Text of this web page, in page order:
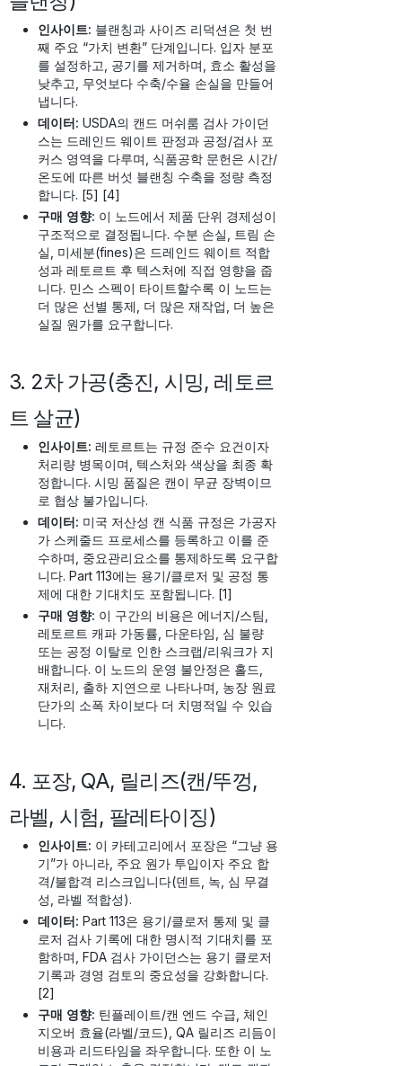
인사이트: 블랜칭과 사이즈 리덕션은 첫 번
째 주요 “가치 변환” 단계입니다. 입자 분포
를 설정하고, 공기를 제거하며, 효소 활성을
낮추고, 무엇보다 수축/수율 손실을 만들어
냅니다.
데이터: USDA의 캔드 머쉬룸 검사 가이던
스는 드레인드 웨이트 판정과 공정/검사 포
커스 영역을 다루며, 식품공학 문헌은 시간/
온도에 따른 버섯 블랜칭 수축을 정량 측정
합니다. [5] [4]
구매 영향: 이 노드에서 제품 단위 경제성이
구조적으로 결정됩니다. 수분 손실, 트림 손
실, 미세분(fines)은 드레인드 웨이트 적합
성과 레토르트 후 텍스처에 직접 영향을 줍
니다. 민스 스펙이 타이트할수록 이 노드는
더 많은 선별 통제, 더 많은 재작업, 더 높은
실질 원가를 요구합니다.
3. 2차 가공(충진, 시밍, 레토르
트 살균)
인사이트: 레토르트는 규정 준수 요건이자
처리량 병목이며, 텍스처와 색상을 최종 확
정합니다. 시밍 품질은 캔이 무균 장벽이므
로 협상 불가입니다.
데이터: 미국 저산성 캔 식품 규정은 가공자
가 스케줄드 프로세스를 등록하고 이를 준
수하며, 중요관리요소를 통제하도록 요구합
니다. Part 113에는 용기/클로저 및 공정 통
제에 대한 기대치도 포함됩니다. [1]
구매 영향: 이 구간의 비용은 에너지/스팀,
레토르트 캐파 가동률, 다운타임, 심 불량
또는 공정 이탈로 인한 스크랩/리워크가 지
배합니다. 이 노드의 운영 불안정은 홀드,
재처리, 출하 지연으로 나타나며, 농장 원료
단가의 소폭 차이보다 더 치명적일 수 있습
니다.
4. 포장, QA, 릴리즈(캔/뚜껑,
라벨, 시험, 팔레타이징)
인사이트: 이 카테고리에서 포장은 “그냥 용
기”가 아니라, 주요 원가 투입이자 주요 합
격/불합격 리스크입니다(덴트, 녹, 심 무결
성, 라벨 적합성).
데이터: Part 113은 용기/클로저 통제 및 클
로저 검사 기록에 대한 명시적 기대치를 포
함하며, FDA 검사 가이던스는 용기 클로저
기록과 경영 검토의 중요성을 강화합니다.
[2]
구매 영향: 틴플레이트/캔 엔드 수급, 체인
지오버 효율(라벨/코드), QA 릴리즈 리듬이
비용과 리드타임을 좌우합니다. 또한 이 노